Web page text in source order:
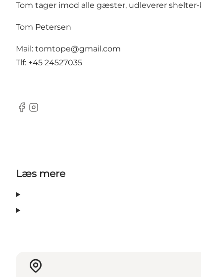
Tom tager imod alle gæster, udleverer
Tom Petersen
Mail: tomtope@gmail.com
Tlf: +45 24527035
Facebook
Instagram
Læs mere